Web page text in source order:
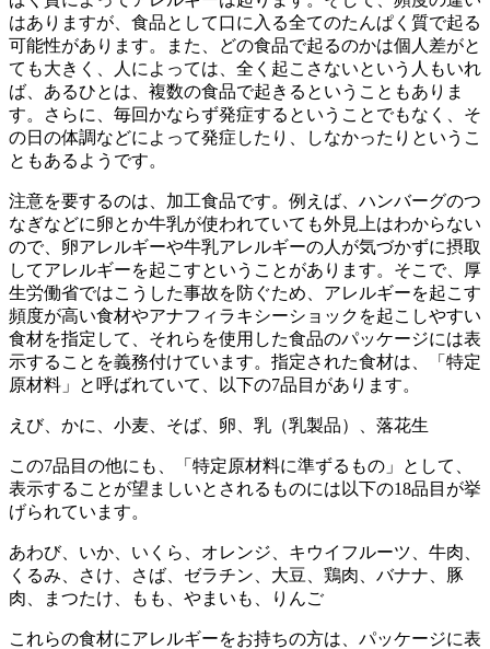
はありますが、食品として口に入る全てのたんぱく質で起る
可能性があります。また、どの食品で起るのかは個人差がと
ても大きく、人によっては、全く起こさないという人もいれ
ば、あるひとは、複数の食品で起きるということもありま
す。さらに、毎回かならず発症するということでもなく、そ
の日の体調などによって発症したり、しなかったりというこ
ともあるようです。
注意を要するのは、加工食品です。例えば、ハンバーグのつ
なぎなどに卵とか牛乳が使われていても外見上はわからない
ので、卵アレルギーや牛乳アレルギーの人が気づかずに摂取
してアレルギーを起こすということがあります。そこで、厚
生労働省ではこうした事故を防ぐため、アレルギーを起こす
頻度が高い食材やアナフィラキシーショックを起こしやすい
食材を指定して、それらを使用した食品のパッケージには表
示することを義務付けています。指定された食材は、「特定
原材料」と呼ばれていて、以下の7品目があります。
えび、かに、小麦、そば、卵、乳（乳製品）、落花生
この7品目の他にも、「特定原材料に準ずるもの」として、
表示することが望ましいとされるものには以下の18品目が挙
げられています。
あわび、いか、いくら、オレンジ、キウイフルーツ、牛肉、
くるみ、さけ、さば、ゼラチン、大豆、鶏肉、バナナ、豚
肉、まつたけ、もも、やまいも、りんご
これらの食材にアレルギーをお持ちの方は、パッケージに表